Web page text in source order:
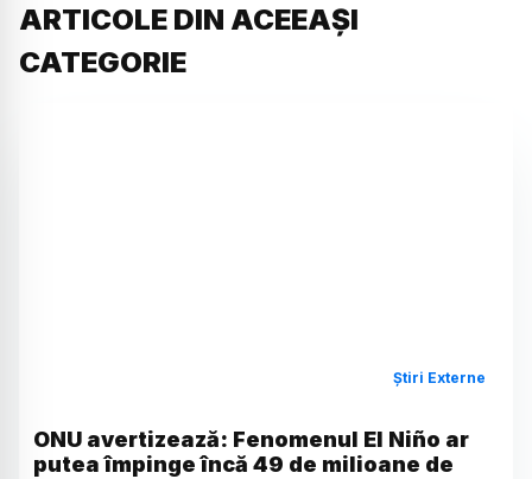
ARTICOLE DIN ACEEAȘI
CATEGORIE
Știri Externe
ONU avertizează: Fenomenul El Niño ar
putea împinge încă 49 de milioane de